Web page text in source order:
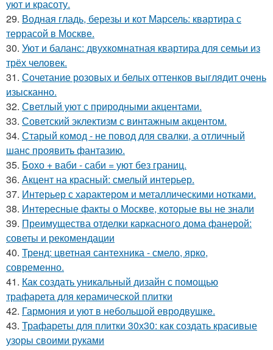
уют и красоту.
29. Водная гладь, березы и кот Марсель: квартира с
террасой в Москве.
30. Уют и баланс: двухкомнатная квартира для семьи из
трёх человек.
31. Сочетание розовых и белых оттенков выглядит очень
изысканно.
32. Светлый уют с природными акцентами.
33. Советский эклектизм с винтажным акцентом.
34. Старый комод - не повод для свалки, а отличный
шанс проявить фантазию.
35. Бохо + ваби - саби = уют без границ.
36. Акцент на красный: смелый интерьер.
37. Интерьер с характером и металлическими нотками.
38. Интересные факты о Москве, которые вы не знали
39. Преимущества отделки каркасного дома фанерой:
советы и рекомендации
40. Тренд: цветная сантехника - смело, ярко,
современно.
41. Как создать уникальный дизайн с помощью
трафарета для керамической плитки
42. Гармония и уют в небольшой евродвушке.
43. Трафареты для плитки 30х30: как создать красивые
узоры своими руками